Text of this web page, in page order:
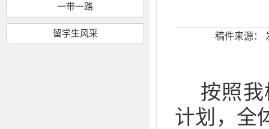
一带一路
留学生风采 稿件来源：
按照
计划，全